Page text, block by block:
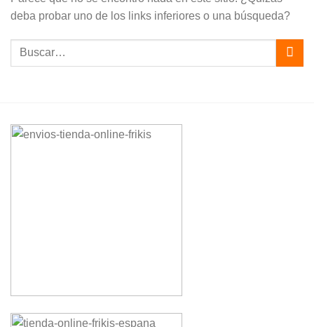
deba probar uno de los links inferiores o una búsqueda?